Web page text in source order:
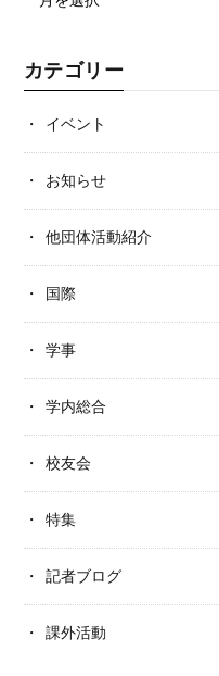
カテゴリー
イベント
お知らせ
他団体活動紹介
国際
学事
学内総合
校友会
特集
記者ブログ
課外活動